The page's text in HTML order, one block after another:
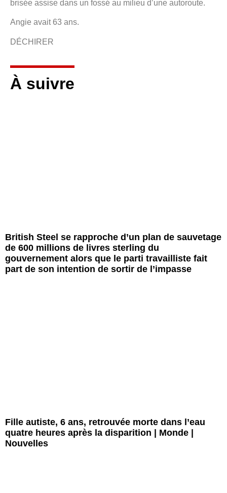
brisée assise dans un fossé au milieu d’une autoroute.
Angie avait 63 ans.
DÉCHIRER
À suivre
British Steel se rapproche d’un plan de sauvetage
de 600 millions de livres sterling du
gouvernement alors que le parti travailliste fait
part de son intention de sortir de l’impasse
Fille autiste, 6 ans, retrouvée morte dans l’eau
quatre heures après la disparition | Monde |
Nouvelles